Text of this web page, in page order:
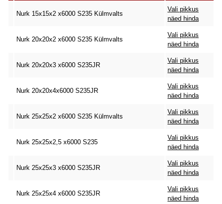
Nurk 15x15x2 x6000 S235 Külmvalts
Vali pikkus
näed hinda
Nurk 20x20x2 x6000 S235 Külmvalts
Vali pikkus
näed hinda
Nurk 20x20x3 x6000 S235JR
Vali pikkus
näed hinda
Nurk 20x20x4x6000 S235JR
Vali pikkus
näed hinda
Nurk 25x25x2 x6000 S235 Külmvalts
Vali pikkus
näed hinda
Nurk 25x25x2,5 x6000 S235
Vali pikkus
näed hinda
Nurk 25x25x3 x6000 S235JR
Vali pikkus
näed hinda
Nurk 25x25x4 x6000 S235JR
Vali pikkus
näed hinda